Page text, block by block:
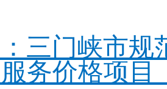
三门峡市
务价格项目